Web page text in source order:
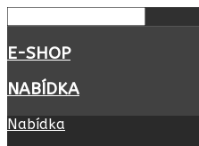
E-SHOP
NABÍDKA
Nabídka